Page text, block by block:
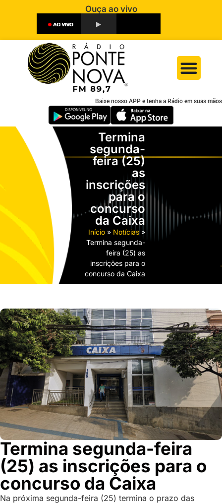
Ouça ao vivo
Baixe nosso APP e tenha a Rádio em suas mãos
Termina
segunda-
feira (25)
as
inscrições
para o
concurso
da Caixa
Início » Notícias »
Termina segunda-
feira (25) as
inscrições para o
concurso da Caixa
Termina segunda-feira
(25) as inscrições para o
concurso da Caixa
Na próxima segunda-feira (25) termina o prazo das